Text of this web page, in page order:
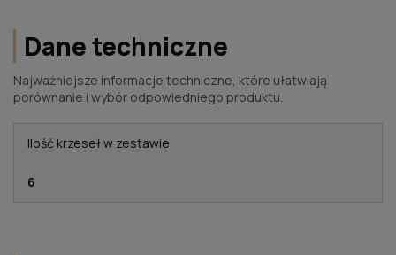
Dane techniczne
Najważniejsze informacje techniczne, które ułatwiają
porównanie i wybór odpowiedniego produktu.
Ilość krzeseł w zestawie
6